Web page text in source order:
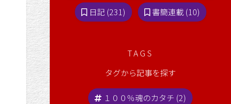
日記 (231)
書簡連載 (10)
TAGS
タグから記事を探す
１００％魂のカタチ (2)